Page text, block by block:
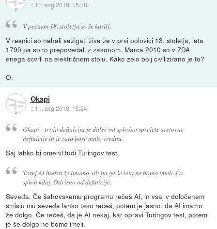
:: 11. avg 2010, 15:18
V poznem 18. stoletju so še kurili,
V resnici so nehali sežigati žive že v prvi polovici 18. stoletja, leta
1790 pa so to prepovedali z zakonom. Marca 2010 so v ZDA
enega scvrli na električnem stolu. Kako zelo bolj civilizirano je to?
O.
Okapi
:: 11. avg 2010, 15:24
Okapi - tvoja definicija je daleč od splošno sprejete svetovne
definicije in je zato bore malo vredna.
Saj lahko bi omenil tudi Turingov test.
Torej AI bodisi že imamo, ali pa ga še leta ne bomo imeli. Če
sploh kdaj. Odvisno od definicije.
Seveda. Če šahovskemu programu rečeš AI, in vsaj v določenem
smislu mu seveda lahko tako rečeš, potem je jasno, da AI imamo
že dolgo. Če rečeš, da je AI nekaj, kar opravi Turingov test, potem
je še dolgo ne bomo imeli.